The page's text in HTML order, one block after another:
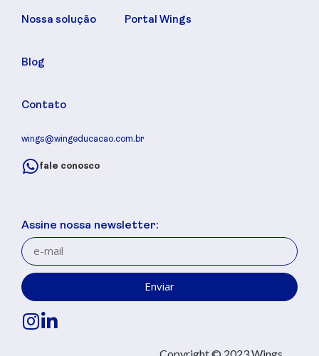
Nossa solução
Blog
Contato
Portal Wings
wings@wingeducacao.com.br
fale conosco
Assine nossa newsletter:
Enviar